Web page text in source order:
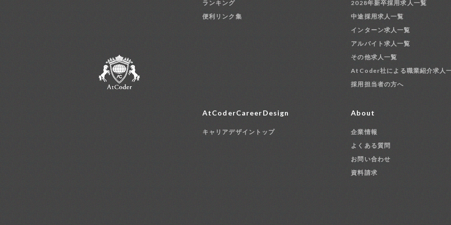
ランキング
便利リンク集
2028年新卒採用求人一覧
中途採用求人一覧
インターン求人一覧
アルバイト求人一覧
その他求人一覧
AtCoder社による職業紹介求人
採用担当者の方へ
AtCoderCareerDesign
キャリアデザイントップ
About
企業情報
よくある質問
お問い合わせ
資料請求